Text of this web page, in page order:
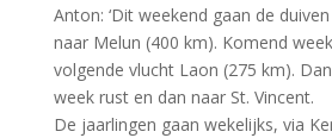
Anton: ‘Dit weekend gaan de
naar Melun (400 km). Komend
volgende vlucht Laon (275 km).
week rust en dan naar St. Vincent.
De jaarlingen gaan wekelijks, via